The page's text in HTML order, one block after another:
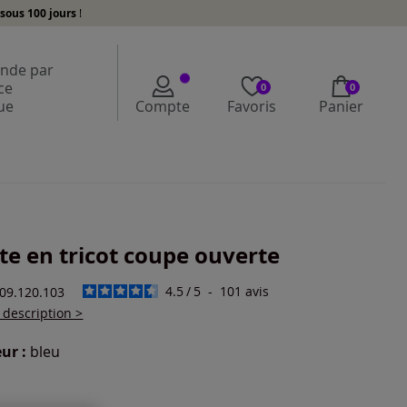
sous 100 jours !
par
Compte
0
Favoris
0
Panier
en tricot coupe ouverte
4.5 / 5 - 101avis
description >
: bleu
une couleur :